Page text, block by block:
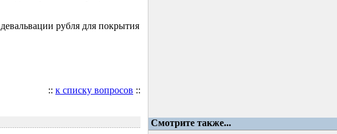
рубля для покрытия
:: к списку вопросов ::
Смотрите также...